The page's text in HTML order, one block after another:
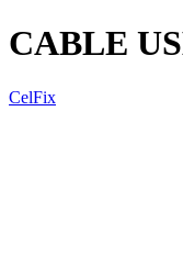
CABLE
CelFix